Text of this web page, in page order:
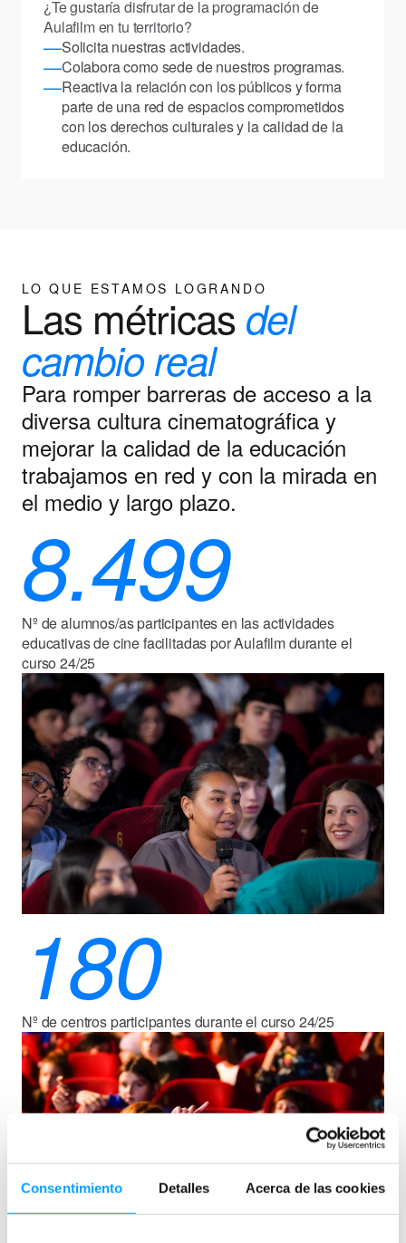
Consentimiento Detalles Acerca de las cookies
¿Te gustaría disfrutar de la programación de
Aulafilm en tu territorio?
—Solicita nuestras actividades.
—Colabora como sede de nuestros programas.
—Reactiva la relación con los públicos y forma
parte de una red de espacios comprometidos
con los derechos culturales y la calidad de la
educación.
LO QUE ESTAMOS LOGRANDO
Las métricasdel
cambio real
Para romper barreras de acceso a la
diversa cultura cinematográfica y
mejorar la calidad de la educación
trabajamos en red y con la mirada en
el medio y largo plazo.
8.499
Nº de alumnos/as participantes en las actividades
educativas de cine facilitadas por Aulafilm durante el
curso 24/25
180
Nº de centros participantes durante el curso 24/25